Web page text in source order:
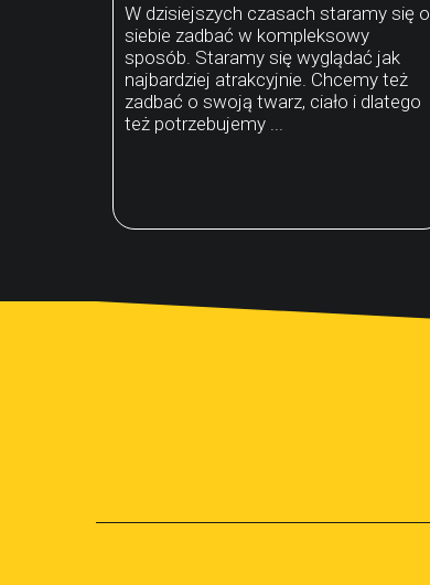
W dzisiejszych czasach staramy się o
siebie zadbać w kompleksowy
sposób. Staramy się wyglądać jak
najbardziej atrakcyjnie. Chcemy też
zadbać o swoją twarz, ciało i dlatego
też potrzebujemy ...